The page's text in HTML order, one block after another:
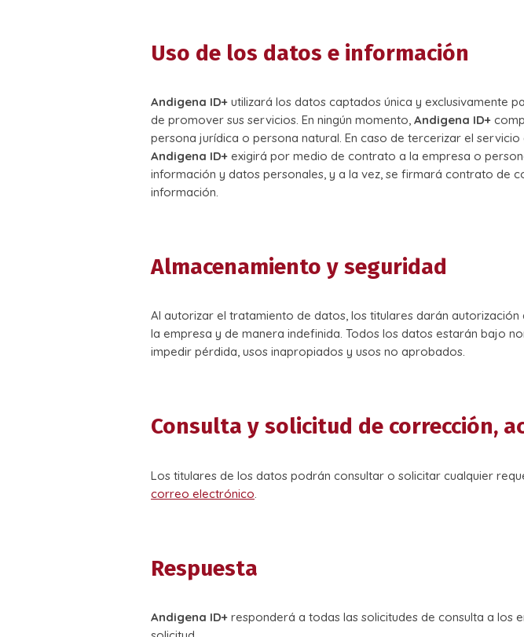
Uso de los datos e información
Andigena ID+ utilizará los datos captados única y exclusivamente
de promover sus servicios. En ningún momento, Andigena ID+
persona jurídica o persona natural. En caso de tercerizar el
Andigena ID+ exigirá por medio de contrato a la empresa o
información y datos personales, y a la vez, se firmará contrato de
información.
Almacenamiento y seguridad
Al autorizar el tratamiento de datos, los titulares darán autorización
la empresa y de manera indefinida. Todos los datos estarán bajo
impedir pérdida, usos inapropiados y usos no aprobados.
Consulta y solicitud de corrección,
Los titulares de los datos podrán consultar o solicitar cualquier
correo electrónico
Respuesta
Andigena ID+ responderá a todas las solicitudes de consulta a los